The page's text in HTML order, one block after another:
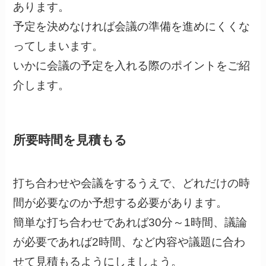
あります。
予定を決めなければ会議の準備を進めにくくな
ってしまいます。
いかに会議の予定を入れる際のポイントをご紹
介します。
所要時間を見積もる
打ち合わせや会議をするうえで、どれだけの時
間が必要なのか予想する必要があります。
簡単な打ち合わせであれば30分～1時間、議論
が必要であれば2時間、など内容や議題に合わ
せて見積もるようにしましょう。